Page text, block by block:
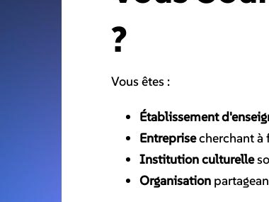
?
Vous êtes :
Établissement
Entreprisecherchant à
Institution culturelle
Organisation